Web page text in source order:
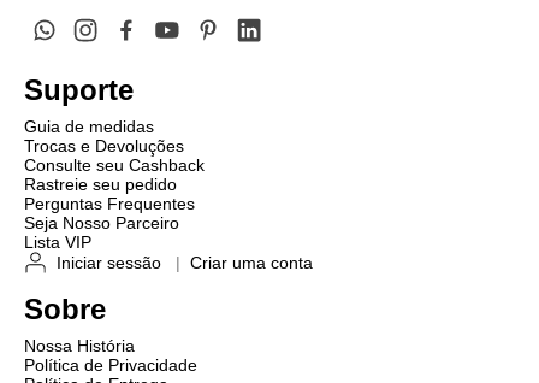
Suporte
Guia de medidas
Trocas e Devoluções
Consulte seu Cashback
Rastreie seu pedido
Perguntas Frequentes
Seja Nosso Parceiro
Lista VIP
Iniciar sessão
| Criar uma conta
Sobre
Nossa História
Política de Privacidade